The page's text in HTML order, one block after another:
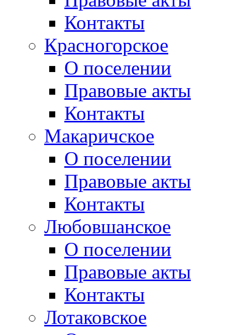
Контакты
Красногорское
О поселении
Правовые акты
Контакты
Макаричское
О поселении
Правовые акты
Контакты
Любовшанское
О поселении
Правовые акты
Контакты
Лотаковское